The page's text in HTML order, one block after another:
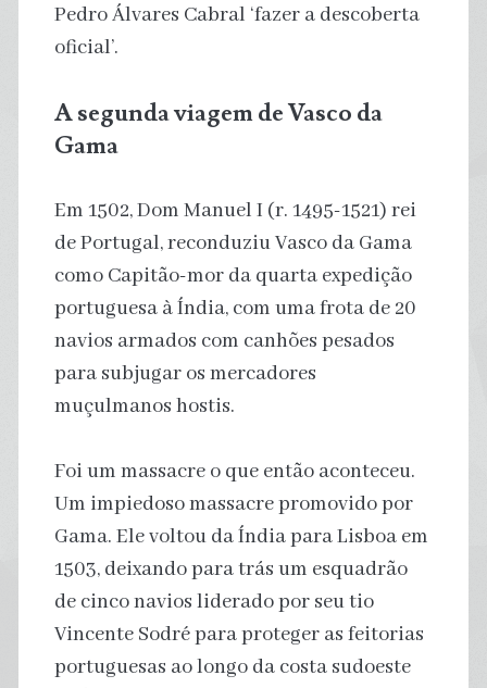
Pedro Álvares Cabral ‘fazer a descoberta
oficial’.
A segunda viagem de Vasco da
Gama
Em 1502, Dom Manuel I (r. 1495-1521) rei
de Portugal, reconduziu Vasco da Gama
como Capitão-mor da quarta expedição
portuguesa à Índia, com uma frota de 20
navios armados com canhões pesados ​​
para subjugar os mercadores
muçulmanos hostis.
Foi um massacre o que então aconteceu.
Um impiedoso massacre promovido por
Gama. Ele voltou da Índia para Lisboa em
1503, deixando para trás um esquadrão
de cinco navios liderado por seu tio
Vincente Sodré para proteger as feitorias
portuguesas ao longo da costa sudoeste